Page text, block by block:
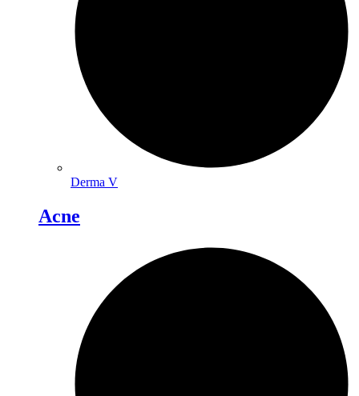
Derma V
Acne